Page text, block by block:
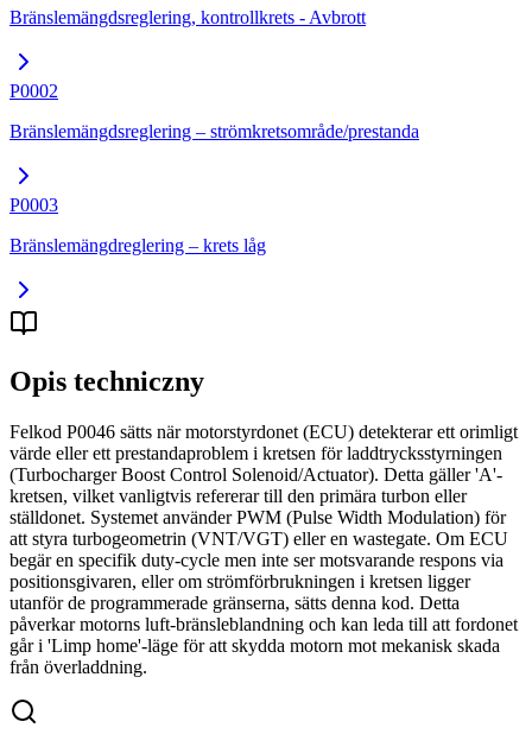
Bränslemängdsreglering, kontrollkrets - Avbrott
P0002
Bränslemängdsreglering – strömkretsområde/prestanda
P0003
Bränslemängdreglering – krets låg
Opis techniczny
Felkod P0046 sätts när motorstyrdonet (ECU) detekterar ett orimligt
värde eller ett prestandaproblem i kretsen för laddtrycksstyrningen
(Turbocharger Boost Control Solenoid/Actuator). Detta gäller 'A'-
kretsen, vilket vanligtvis refererar till den primära turbon eller
ställdonet. Systemet använder PWM (Pulse Width Modulation) för
att styra turbogeometrin (VNT/VGT) eller en wastegate. Om ECU
begär en specifik duty-cycle men inte ser motsvarande respons via
positionsgivaren, eller om strömförbrukningen i kretsen ligger
utanför de programmerade gränserna, sätts denna kod. Detta
påverkar motorns luft-bränsleblandning och kan leda till att fordonet
går i 'Limp home'-läge för att skydda motorn mot mekanisk skada
från överladdning.